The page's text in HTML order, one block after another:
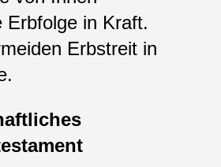
Erbfolge in Kraft.
Erbstreit in